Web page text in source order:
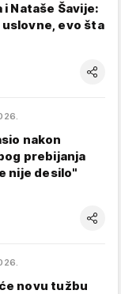
Nataše Šavije:
evo šta
nakon
prebijanja
nije desilo"
novu tužbu